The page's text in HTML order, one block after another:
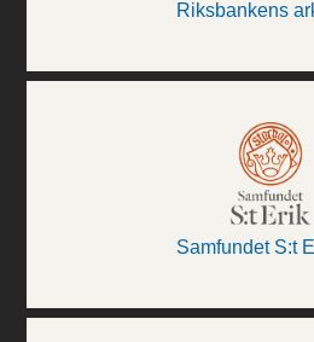
Riksbankens
Samfundet S:t